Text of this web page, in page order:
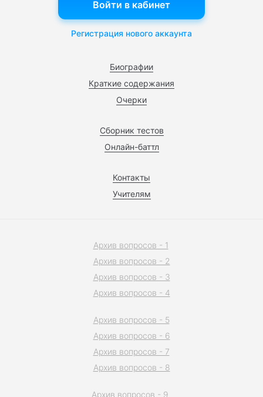
Биографии
Краткие содержания
Очерки
Сборник тестов
Онлайн-баттл
Контакты
Учителям
Войти в кабинет
Регистрация нового аккаунта
Архив вопросов - 1
Архив вопросов - 2
Архив вопросов - 3
Архив вопросов - 4
Архив вопросов - 5
Архив вопросов - 6
Архив вопросов - 7
Архив вопросов - 8
Архив вопросов - 9